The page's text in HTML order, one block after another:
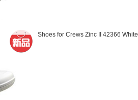
Shoes for Crews Zinc II 42366 White